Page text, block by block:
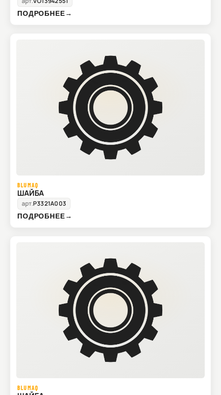
ПОДРОБНЕЕ→
BLUMAQ
ШАЙБА
арт.P3321A003
ПОДРОБНЕЕ→
BLUMAQ